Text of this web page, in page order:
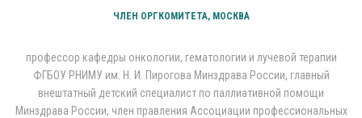
ЧЛЕН ОРГКОМИТЕТА, МОСКВА
профессор кафедры онкологии, гематологии и лучевой терапии
ФГБОУ РНИМУ им. Н. И. Пирогова Минздрава России, главный
внештатный детский специалист по паллиативной помощи
Минздрава России, член правления Ассоциации профессиональных